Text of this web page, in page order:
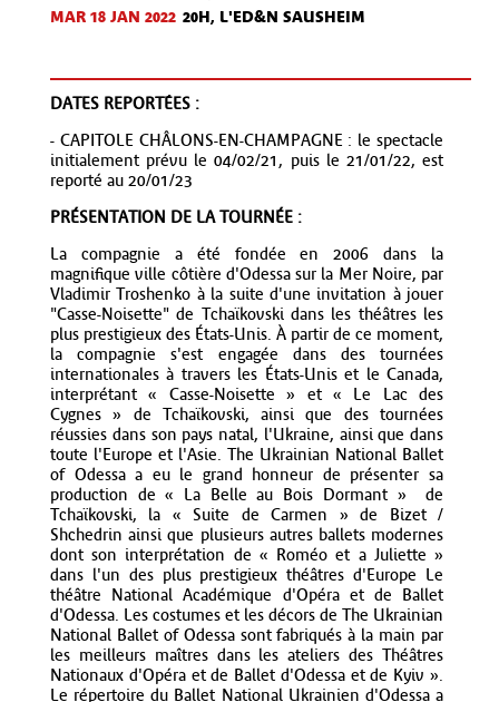
MAR 18 JAN 2022 20H, L'ED&N SAUSHEIM
DATES REPORTÉES :
- CAPITOLE CHÂLONS-EN-CHAMPAGNE : le spectacle
initialement prévu le 04/02/21, puis le 21/01/22, est
reporté au 20/01/23
PRÉSENTATION DE LA TOURNÉE :
La compagnie a été fondée en 2006 dans la
magnifique ville côtière d'Odessa sur la Mer Noire, par
Vladimir Troshenko à la suite d'une invitation à jouer
"Casse-Noisette" de Tchaïkovski dans les théâtres les
plus prestigieux des États-Unis. À partir de ce moment,
la compagnie s'est engagée dans des tournées
internationales à travers les États-Unis et le Canada,
interprétant « Casse-Noisette » et « Le Lac des
Cygnes » de Tchaïkovski, ainsi que des tournées
réussies dans son pays natal, l'Ukraine, ainsi que dans
toute l'Europe et l'Asie. The Ukrainian National Ballet
of Odessa a eu le grand honneur de présenter sa
production de « La Belle au Bois Dormant » de
Tchaïkovski, la « Suite de Carmen » de Bizet /
Shchedrin ainsi que plusieurs autres ballets modernes
dont son interprétation de « Roméo et a Juliette »
dans l'un des plus prestigieux théâtres d'Europe Le
théâtre National Académique d'Opéra et de Ballet
d'Odessa. Les costumes et les décors de The Ukrainian
National Ballet of Odessa sont fabriqués à la main par
les meilleurs maîtres dans les ateliers des Théâtres
Nationaux d'Opéra et de Ballet d'Odessa et de Kyiv ».
Le répertoire du Ballet National Ukrainien d'Odessa a